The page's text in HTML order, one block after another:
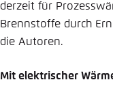
derzeit für
Brennstoffe durch
die Autoren.
Mit elektrischer